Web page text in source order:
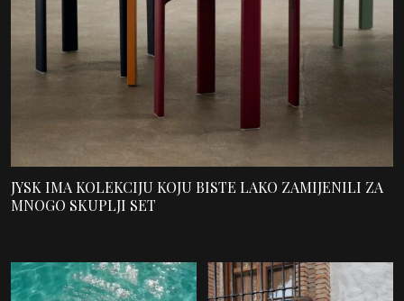
JYSK IMA KOLEKCIJU KOJU BISTE LAKO ZAMIJENILI ZA
MNOGO SKUPLJI SET